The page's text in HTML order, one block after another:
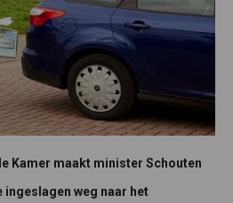
Kamer maakt minister Schouten
ingeslagen weg naar het